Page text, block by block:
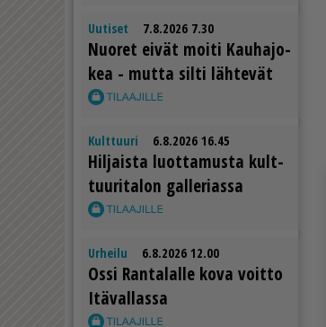
Uutiset 7.8.2026 7.30
Nuo­ret ei­vät moi­ti Kau­ha­jo­
kea - mut­ta sil­ti läh­te­vät
Kulttuuri 6.8.2026 16.45
Hil­jais­ta luot­ta­mus­ta kult­
tuu­ri­ta­lon gal­le­ri­as­sa
Urheilu 6.8.2026 12.00
Os­si Ran­ta­lal­le kova voit­to
Itä­val­las­sa